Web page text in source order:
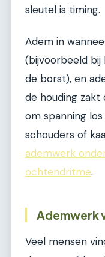
sleutel is timing.
Adem in
(bijvoorbeeld
de borst), en
de houding zakt
om spanning
schouders of
ademwerk
ochtendritme.
Ademwerk
Veel mensen